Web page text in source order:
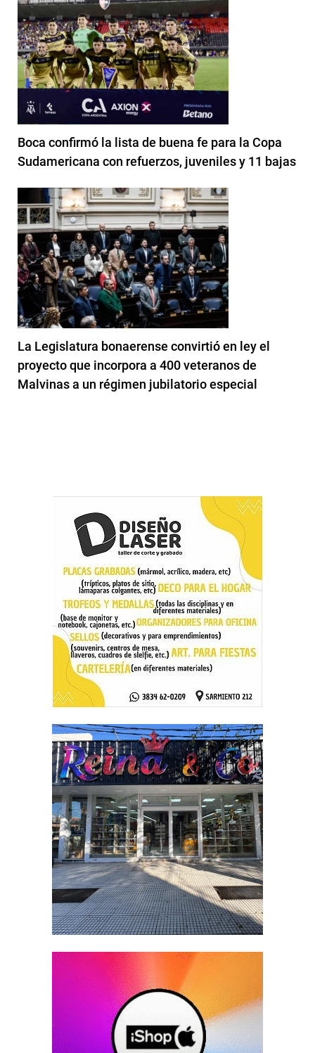
Boca confirmó la lista de buena fe para la Copa
Sudamericana con refuerzos, juveniles y 11 bajas
La Legislatura bonaerense convirtió en ley el
proyecto que incorpora a 400 veteranos de
Malvinas a un régimen jubilatorio especial